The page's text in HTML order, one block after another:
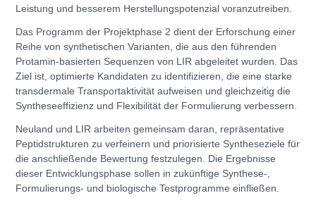
Leistung und besserem Herstellungspotenzial voranzutreiben.
Das Programm der Projektphase 2 dient der Erforschung einer
Reihe von synthetischen Varianten, die aus den führenden
Protamin-basierten Sequenzen von LIR abgeleitet wurden. Das
Ziel ist, optimierte Kandidaten zu identifizieren, die eine starke
transdermale Transportaktivität aufweisen und gleichzeitig die
Syntheseeffizienz und Flexibilität der Formulierung verbessern.
Neuland und LIR arbeiten gemeinsam daran, repräsentative
Peptidstrukturen zu verfeinern und priorisierte Syntheseziele für
die anschließende Bewertung festzulegen. Die Ergebnisse
dieser Entwicklungsphase sollen in zukünftige Synthese-,
Formulierungs- und biologische Testprogramme einfließen.